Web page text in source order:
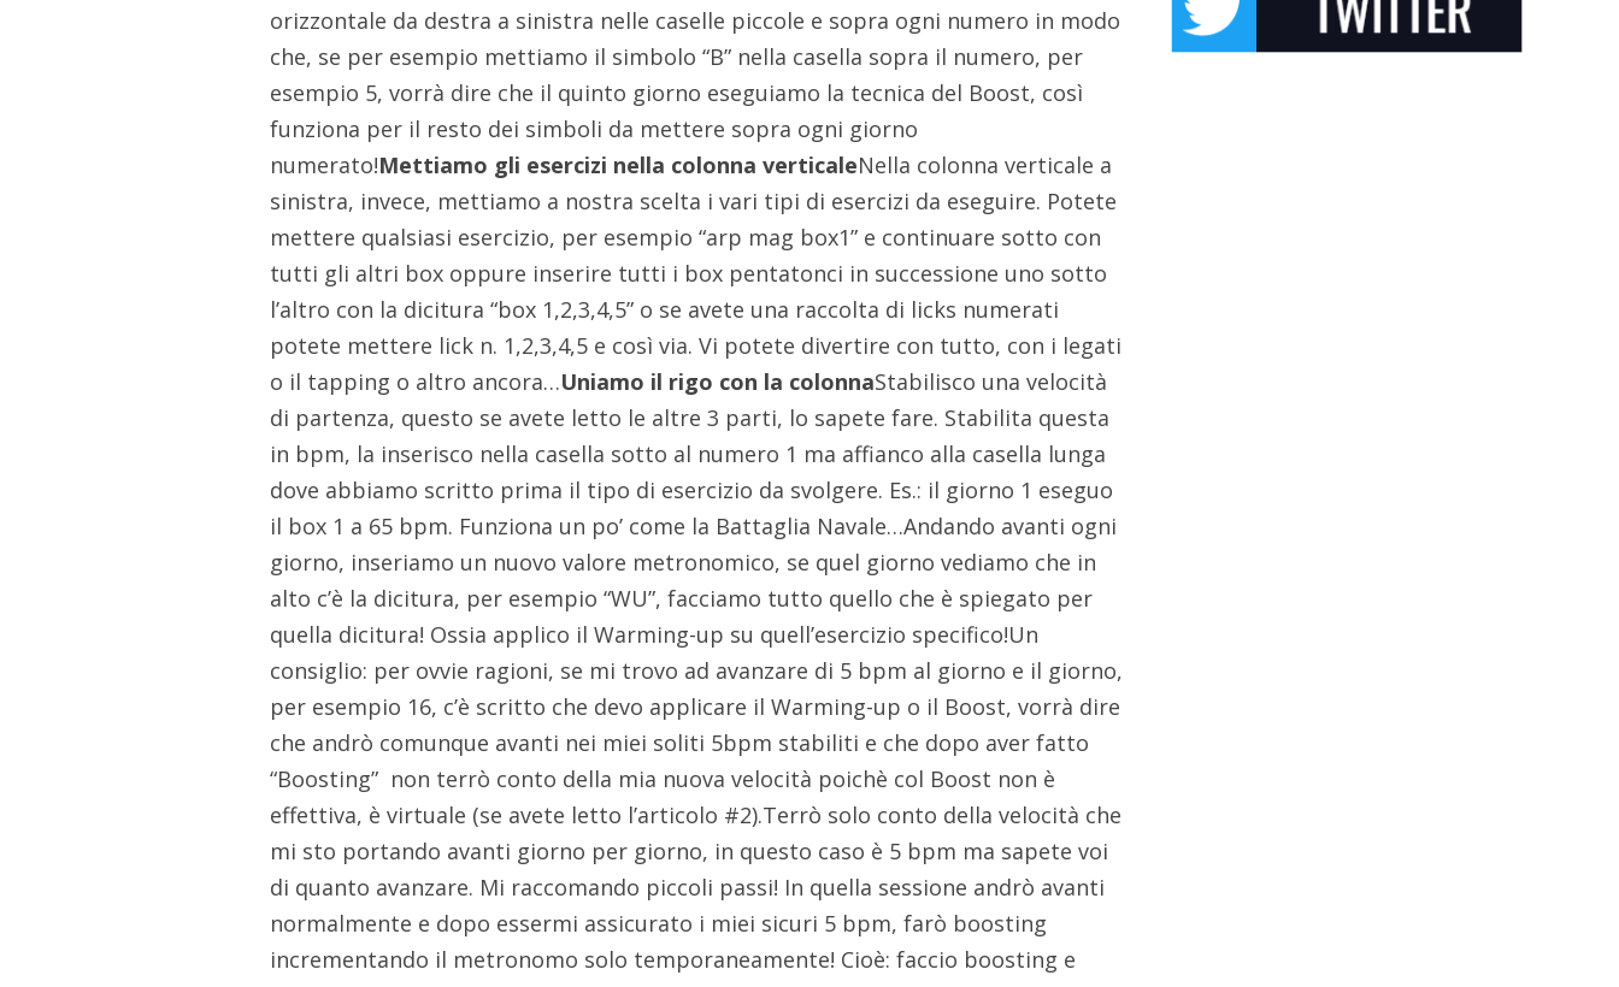
orizzontale da destra a sinistra nelle caselle piccole e sopra ogni numero in modo
che, se per esempio mettiamo il simbolo “B” nella casella sopra il numero, per
esempio 5, vorrà dire che il quinto giorno eseguiamo la tecnica del Boost, così
funziona per il resto dei simboli da mettere sopra ogni giorno
numerato!Mettiamo gli esercizi nella colonna verticaleNella colonna verticale a
sinistra, invece, mettiamo a nostra scelta i vari tipi di esercizi da eseguire. Potete
mettere qualsiasi esercizio, per esempio “arp mag box1” e continuare sotto con
tutti gli altri box oppure inserire tutti i box pentatonci in successione uno sotto
l’altro con la dicitura “box 1,2,3,4,5” o se avete una raccolta di licks numerati
potete mettere lick n. 1,2,3,4,5 e così via. Vi potete divertire con tutto, con i legati
o il tapping o altro ancora…Uniamo il rigo con la colonnaStabilisco una velocità
di partenza, questo se avete letto le altre 3 parti, lo sapete fare. Stabilita questa
in bpm, la inserisco nella casella sotto al numero 1 ma affianco alla casella lunga
dove abbiamo scritto prima il tipo di esercizio da svolgere. Es.: il giorno 1 eseguo
il box 1 a 65 bpm. Funziona un po’ come la Battaglia Navale…Andando avanti ogni
giorno, inseriamo un nuovo valore metronomico, se quel giorno vediamo che in
alto c’è la dicitura, per esempio “WU”, facciamo tutto quello che è spiegato per
quella dicitura! Ossia applico il Warming-up su quell’esercizio specifico!Un
consiglio: per ovvie ragioni, se mi trovo ad avanzare di 5 bpm al giorno e il giorno,
per esempio 16, c’è scritto che devo applicare il Warming-up o il Boost, vorrà dire
che andrò comunque avanti nei miei soliti 5bpm stabiliti e che dopo aver fatto
“Boosting” non terrò conto della mia nuova velocità poichè col Boost non è
effettiva, è virtuale (se avete letto l’articolo #2).Terrò solo conto della velocità che
mi sto portando avanti giorno per giorno, in questo caso è 5 bpm ma sapete voi
di quanto avanzare. Mi raccomando piccoli passi! In quella sessione andrò avanti
normalmente e dopo essermi assicurato i miei sicuri 5 bpm, farò boosting
incrementando il metronomo solo temporaneamente! Cioè: faccio boosting e